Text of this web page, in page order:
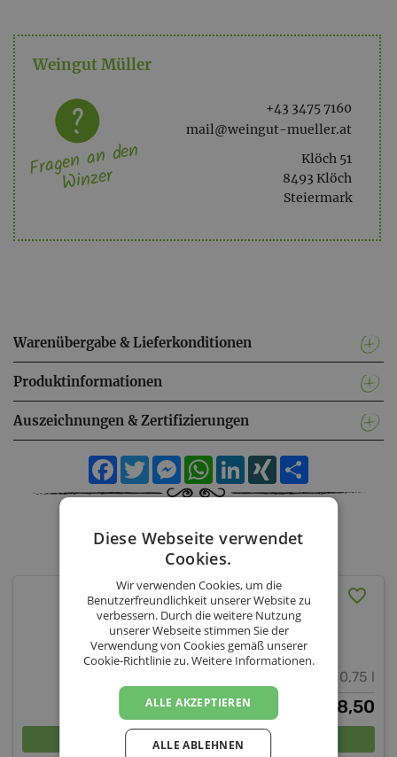
Weingut Müller
+43 3475 7160
mail@weingut-mueller.at
Klöch 51
8493 Klöch
Steiermark
Fragen an den
Winzer
Warenübergabe & Lieferkonditionen
Produktinformationen
Auszeichnungen & Zertifizierungen
FacebookTwitterMessengerWhatsApp
LinkedIn
XING
Weingut Müller - Sortiment
Steirischer Junker 2024
Weingut Müller
SteiermarkVulkanland Steiermark
0,75 l
8,50
In den Warenkorb
Diese Webseite verwendet
Cookies.
Wir verwenden Cookies, um die
Benutzerfreundlichkeit unserer Website zu
verbessern. Durch die weitere Nutzung
unserer Webseite stimmen Sie der
Verwendung von Cookies gemäß unserer
Cookie-Richtlinie zu.Weitere Informationen.
ALLE AKZEPTIEREN
ALLE ABLEHNEN